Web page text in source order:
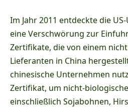
Im Jahr 2011 entdeckte die
eine Verschwörung zur
Zertifikate, die von einem
Lieferanten in China
chinesische Unternehmen
Zertifikat, um nicht-
einschließlich Sojabohnen,